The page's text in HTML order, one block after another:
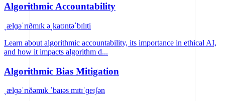
Algorithmic Accountability
ˌælɡəˈrɪðmɪk əˌkaʊntəˈbɪlɪti
Learn about algorithmic accountability, its importance in ethical AI,
and how it impacts algorithm d...
Algorithmic Bias Mitigation
ˌælɡəˈrɪðəmɪk ˈbaɪəs mɪtɪˈɡeɪʃən